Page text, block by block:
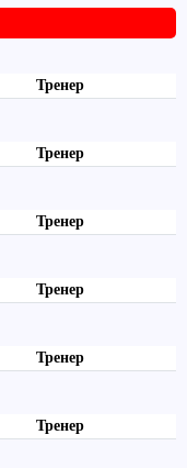
Тренер
Тренер
Тренер
Тренер
Тренер
Тренер